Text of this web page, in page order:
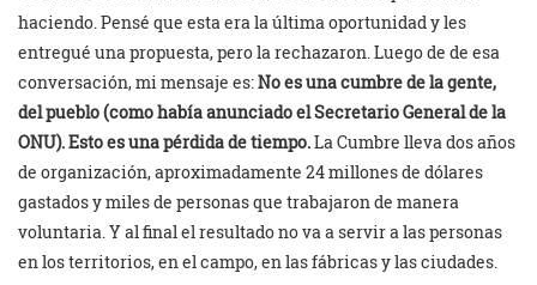
haciendo. Pensé que esta era la última oportunidad y les
entregué una propuesta, pero la rechazaron. Luego de de esa
conversación, mi mensaje es:No es una cumbre de la gente,
del pueblo (como había anunciado el Secretario General de la
ONU). Esto es una pérdida de tiempo.La Cumbre lleva dos años
de organización, aproximadamente 24 millones de dólares
gastados y miles de personas que trabajaron de manera
voluntaria. Y al final el resultado no va a servir a las personas
en los territorios, en el campo, en las fábricas y las ciudades.